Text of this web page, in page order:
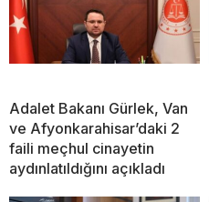
Adalet Bakanı Gürlek, Van
ve Afyonkarahisar’daki 2
faili meçhul cinayetin
aydınlatıldığını açıkladı